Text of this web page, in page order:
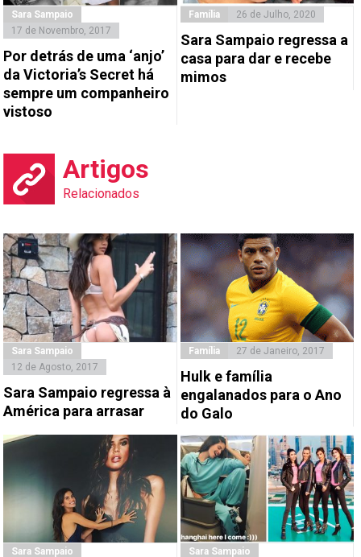
Sara Sampaio
17 de Novembro, 2017
Por detrás de uma ‘anjo’
da Victoria’s Secret há
sempre um companheiro
vistoso
Família 26 de Julho, 2020
Sara Sampaio regressa a
casa para dar e recebe
mimos
Artigos
Relacionados
Sara Sampaio
12 de Agosto, 2017
Sara Sampaio regressa à
América para arrasar
Família 27 de Janeiro, 2017
Hulk e família
engalanados para o Ano
do Galo
Sara Sampaio
Sara Sampaio